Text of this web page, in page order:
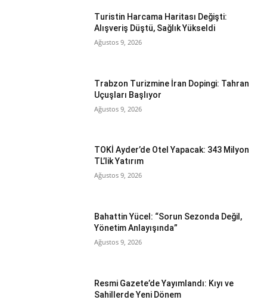
Turistin Harcama Haritası Değişti:
Alışveriş Düştü, Sağlık Yükseldi
Ağustos 9, 2026
Trabzon Turizmine İran Dopingi: Tahran
Uçuşları Başlıyor
Ağustos 9, 2026
TOKİ Ayder’de Otel Yapacak: 343 Milyon
TL’lik Yatırım
Ağustos 9, 2026
Bahattin Yücel: “Sorun Sezonda Değil,
Yönetim Anlayışında”
Ağustos 9, 2026
Resmi Gazete’de Yayımlandı: Kıyı ve
Sahillerde Yeni Dönem